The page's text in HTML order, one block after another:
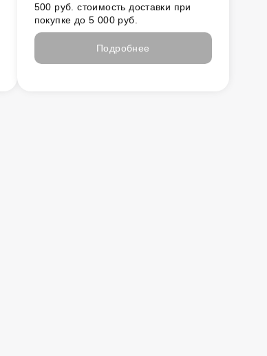
500 руб. стоимость доставки при
покупке до 5 000 руб.
Подробнее